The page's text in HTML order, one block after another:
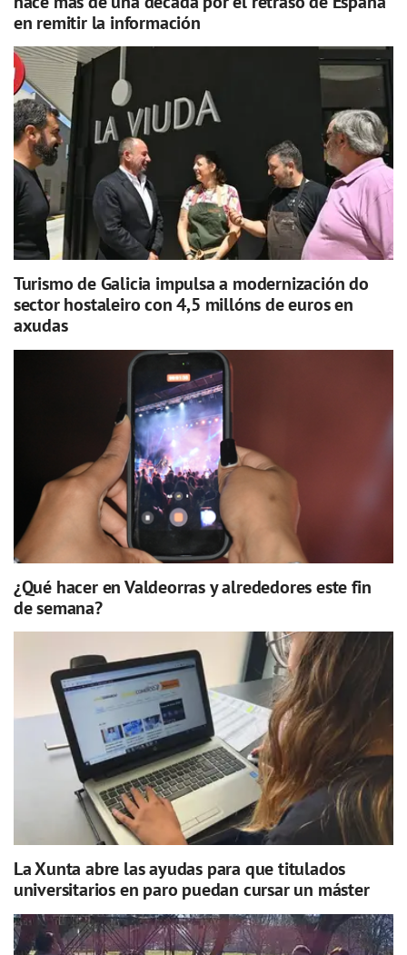
en remitir la información
Turismo de Galicia impulsa a modernización do
sector hostaleiro con 4,5 millóns de euros en
axudas
¿Qué hacer en Valdeorras y alrededores este fin
de semana?
La Xunta abre las ayudas para que titulados
universitarios en paro puedan cursar un máster